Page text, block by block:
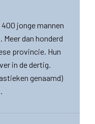
jonge mannen
dan honderd
provincie. Hun
in de dertig.
genaamd)